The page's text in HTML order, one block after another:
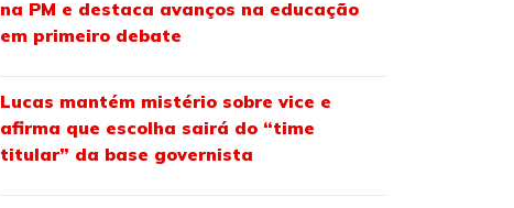
na PM e destaca avanços na educação
em primeiro debate
Lucas mantém mistério sobre vice e
afirma que escolha sairá do “time
titular” da base governista